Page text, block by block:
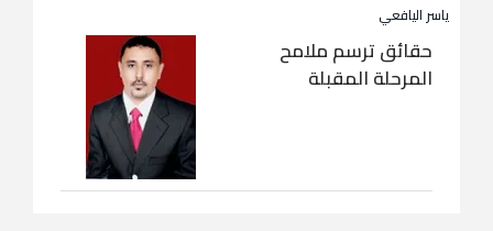
ياسر اليافعي
حقائق ترسم ملامح
المرحلة المقبلة